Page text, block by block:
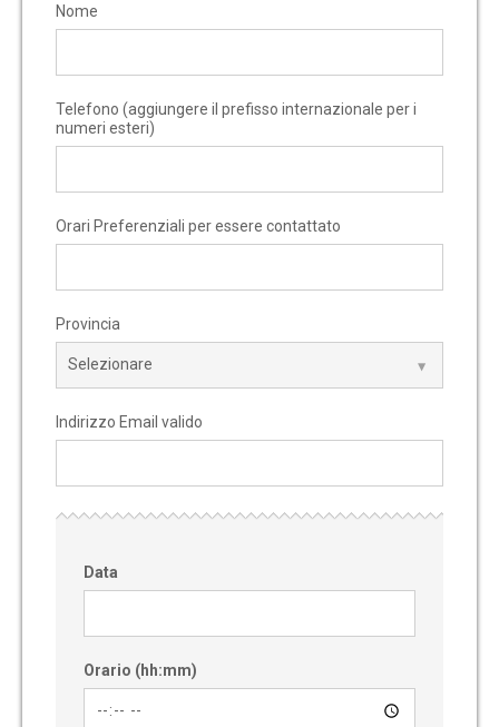
Nome
Telefono (aggiungere il prefisso internazionale per i
numeri esteri)
Orari Preferenziali per essere contattato
Provincia
Indirizzo Email valido
Data
Orario (hh:mm)